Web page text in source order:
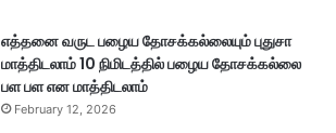
எத்தனை வருட பழைய தோசக்கல்லையும் புதுசா
மாத்திடலாம் 10 நிமிடத்தில் பழைய தோசக்கல்லை
பள பள என மாத்திடலாம்
February 12, 2026